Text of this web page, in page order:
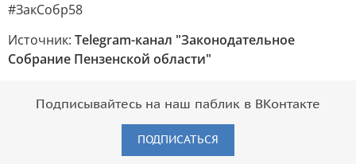
#ЗакСобр58
Источник: Telegram-канал "Законодательное
Собрание Пензенской области"
Подписывайтесь на наш паблик в ВКонтакте
ПОДПИСАТЬСЯ